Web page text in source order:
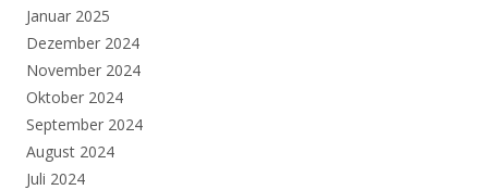
Januar 2025
Dezember 2024
November 2024
Oktober 2024
September 2024
August 2024
Juli 2024